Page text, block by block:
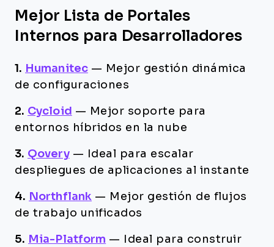
Mejor Lista de Portales
Internos para Desarrolladores
1. Humanitec — Mejor gestión dinámica
de configuraciones
2. Cycloid — Mejor soporte para
entornos híbridos en la nube
3. Qovery —
Ideal para escalar
despliegues de aplicaciones al instante
4. Northflank — Mejor gestión de flujos
de trabajo unificados
5. Mia-Platform —
Ideal para construir